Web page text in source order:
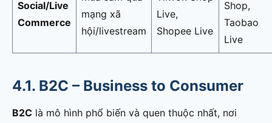
Social/Live
Commerce
mạng xã
hội/livestream
Live,
Shopee Live
Shop,
Taobao
Live
4.1. B2C – Business to Consumer
B2C là mô hình phổ biến và quen thuộc nhất, nơi